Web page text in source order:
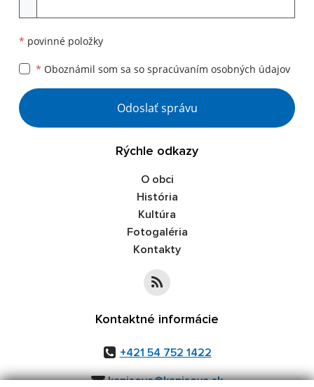
* povinné položky
* Oboznámil som sa so spracúvaním osobných údajov
Google reCaptcha Response
Odoslať správu
Rýchle odkazy
O obci
História
Kultúra
Fotogaléria
Kontakty
Kontaktné informácie
+421 54 752 1422
kapisova@kapisova.sk